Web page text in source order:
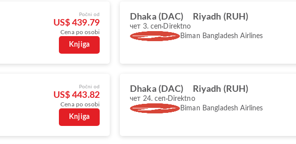
Počni od
US$ 439.79
Cena po osobi
Knjiga
Dhaka (DAC) Riyadh (RUH)
чет 3. сеп Direktno
Biman Bangladesh Airlines
Počni od
US$ 443.82
Cena po osobi
Knjiga
Dhaka (DAC) Riyadh (RUH)
чет 24. сеп Direktno
Biman Bangladesh Airlines